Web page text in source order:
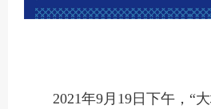
2021年9月19日下午，“